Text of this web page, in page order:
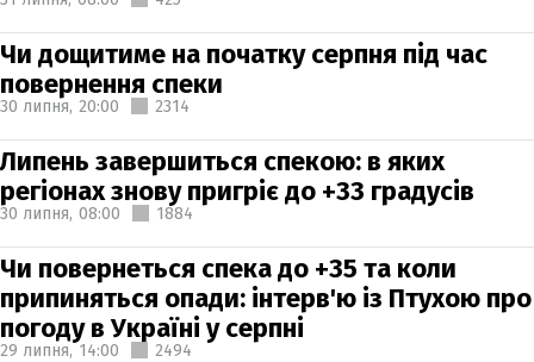
Чи дощитиме на початку серпня під час
повернення спеки
30 липня, 20:00 2314
Липень завершиться спекою: в яких
регіонах знову пригріє до +33 градусів
30 липня, 08:00 1884
Чи повернеться спека до +35 та коли
припиняться опади: інтерв'ю із Птухою про
погоду в Україні у серпні
29 липня, 14:00 2494